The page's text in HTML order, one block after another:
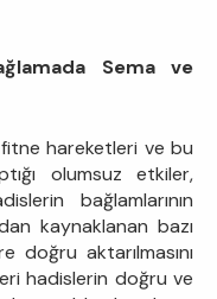
Sema ve
hareketleri ve bu
olumsuz etkiler,
bağlamlarının
kaynaklanan bazı
doğru aktarılmasını
hadislerin doğru ve